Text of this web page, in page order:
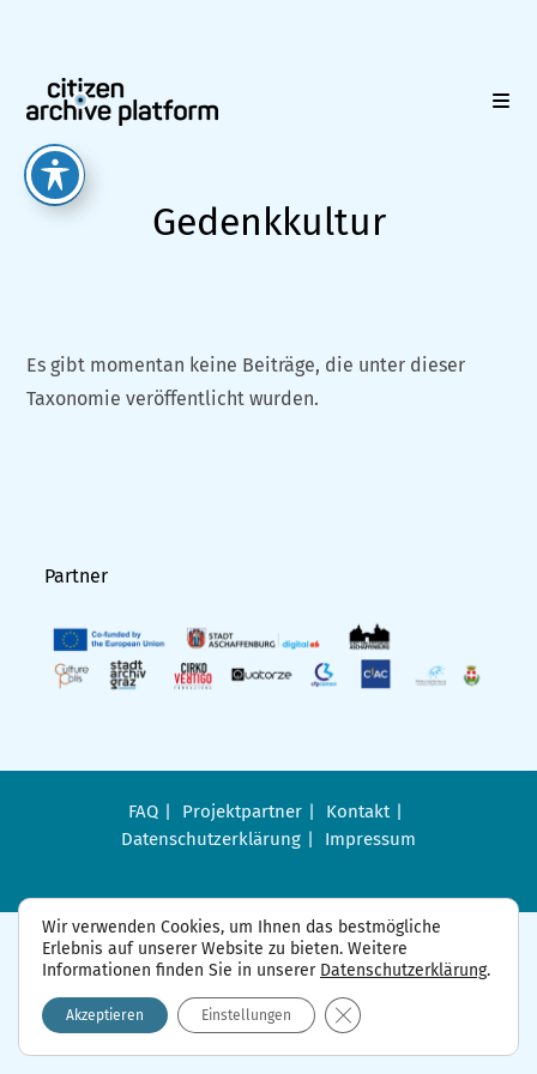
springen
Gedenkkultur
Es gibt momentan keine Beiträge, die unter dieser
Taxonomie veröffentlicht wurden.
Partner
FAQ Projektpartner
Kontakt
Datenschutzerklärung
Impressum
Wir verwenden Cookies, um Ihnen das bestmögliche
Erlebnis auf unserer Website zu bieten. Weitere
Informationen finden Sie in unserer Datenschutzerklärung.
Akzeptieren Einstellungen GDPR Cookie-Banner